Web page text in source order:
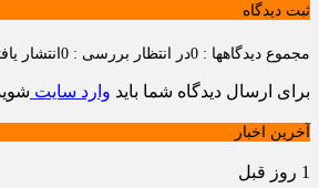
ثبت دیدگاه
مجموع دیدگاهها : 0 در انتظار بررسی : 0 انتشار
برای ارسال دیدگاه شما باید وارد سایت
آخرین اخبار
1 روز قبل